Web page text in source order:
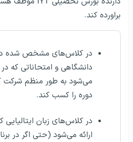
براورده کند.
در کلاس‌های مشخص شده در
دانشگاهی و امتحاناتی که در
می‌شود به طور منظم شرکت
دوره را کسب کند.
در کلاس‌های زبان
ارائه می‌شود (حتی اگر در